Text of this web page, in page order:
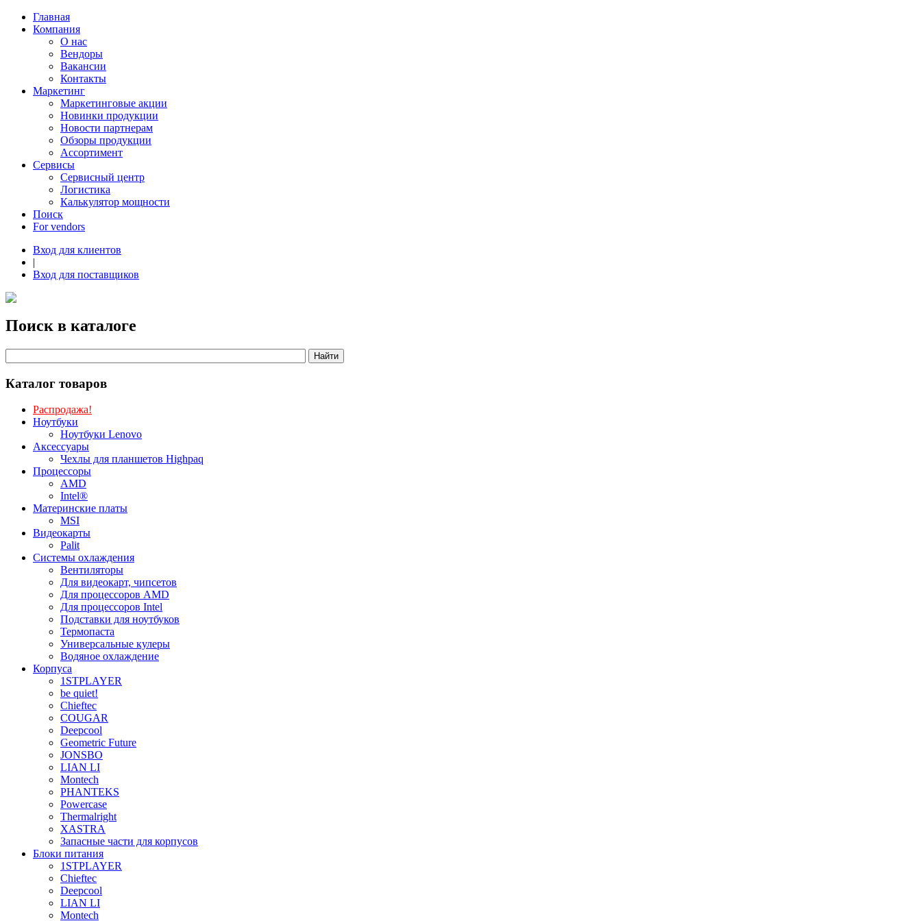
Главная
Компания
О нас
Вендоры
Вакансии
Контакты
Маркетинг
Маркетинговые акции
Новинки продукции
Новости партнерам
Обзоры продукции
Ассортимент
Сервисы
Сервисный центр
Логистика
Калькулятор мощности
Поиск
For vendors
Вход для клиентов
|
Вход для поставщиков
Поиск в каталоге
Каталог товаров
Распродажа!
Ноутбуки
Ноутбуки Lenovo
Аксессуары
Чехлы для планшетов Highpaq
Процессоры
AMD
Intel®
Материнские платы
MSI
Видеокарты
Palit
Системы охлаждения
Вентиляторы
Для видеокарт, чипсетов
Для процессоров AMD
Для процессоров Intel
Подставки для ноутбуков
Термопаста
Универсальные кулеры
Водяное охлаждение
Корпуса
1STPLAYER
be quiet!
Chieftec
COUGAR
Deepcool
Geometric Future
JONSBO
LIAN LI
Montech
PHANTEKS
Powercase
Thermalright
XASTRA
Запасные части для корпусов
Блоки питания
1STPLAYER
Chieftec
Deepcool
LIAN LI
Montech